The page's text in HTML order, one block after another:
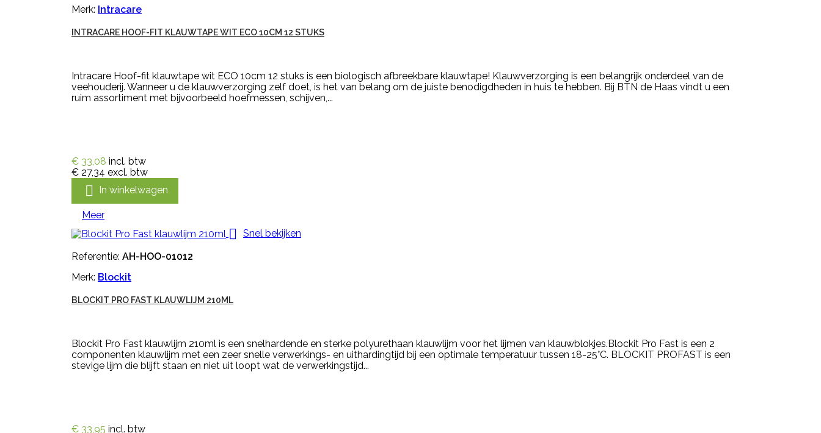
Merk: Intracare
INTRACARE HOOF-FIT KLAUWTAPE WIT ECO 10CM 12 STUKS
Intracare Hoof-fit klauwtape wit ECO 10cm 12 stuks is een biologisch afbreekbare klauwtape! Klauwverzorging is een belangrijk onderdeel van de
veehouderij. Wanneer u de klauwverzorging zelf doet, is het van belang om de juiste benodigdheden in huis te hebben. Bij BTN de Haas vindt u een
ruim assortiment met bijvoorbeeld hoefmessen, schijven,...
€ 33,08 incl. btw
€ 27,34 excl. btw
 In winkelwagen
Meer
 Snel bekijken
Referentie: AH-HOO-01012
Merk: Blockit
BLOCKIT PRO FAST KLAUWLIJM 210ML
Blockit Pro Fast klauwlijm 210ml is een snelhardende en sterke polyurethaan klauwlijm voor het lijmen van klauwblokjes.Blockit Pro Fast is een 2
componenten klauwlijm met een zeer snelle verwerkings- en uithardingtijd bij een optimale temperatuur tussen 18-25°C. BLOCKIT PROFAST is een
stevige lijm die blijft staan en niet uit loopt wat de verwerkingstijd...
€ 33,95 incl. btw